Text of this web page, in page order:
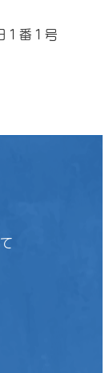
番１号